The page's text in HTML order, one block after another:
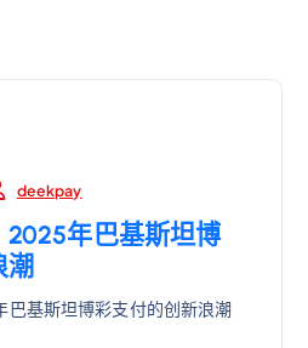
deekpay
年巴基斯坦博
潮
基斯坦博彩支付的创新浪潮